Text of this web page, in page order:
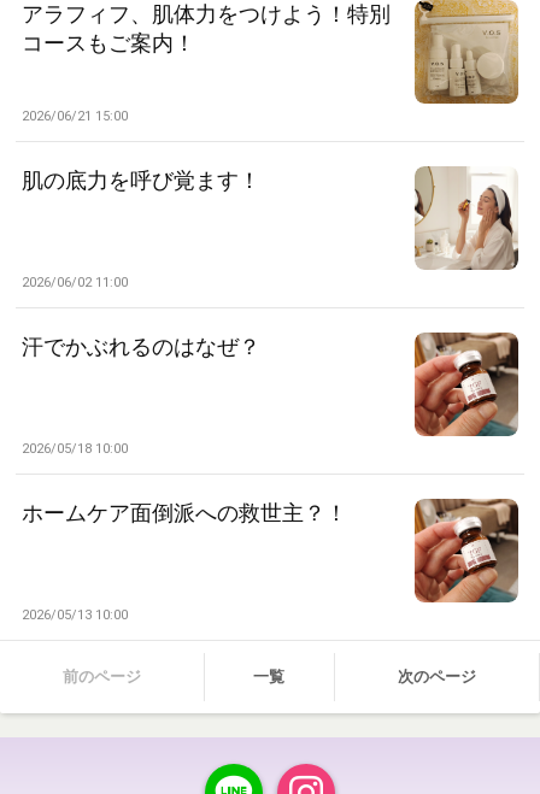
アラフィフ、肌体力をつけよう！特別
コースもご案内！
2026/06/21 15:00
肌の底力を呼び覚ます！
2026/06/02 11:00
汗でかぶれるのはなぜ？
2026/05/18 10:00
ホームケア面倒派への救世主？！
2026/05/13 10:00
前のページ 一覧 次のページ